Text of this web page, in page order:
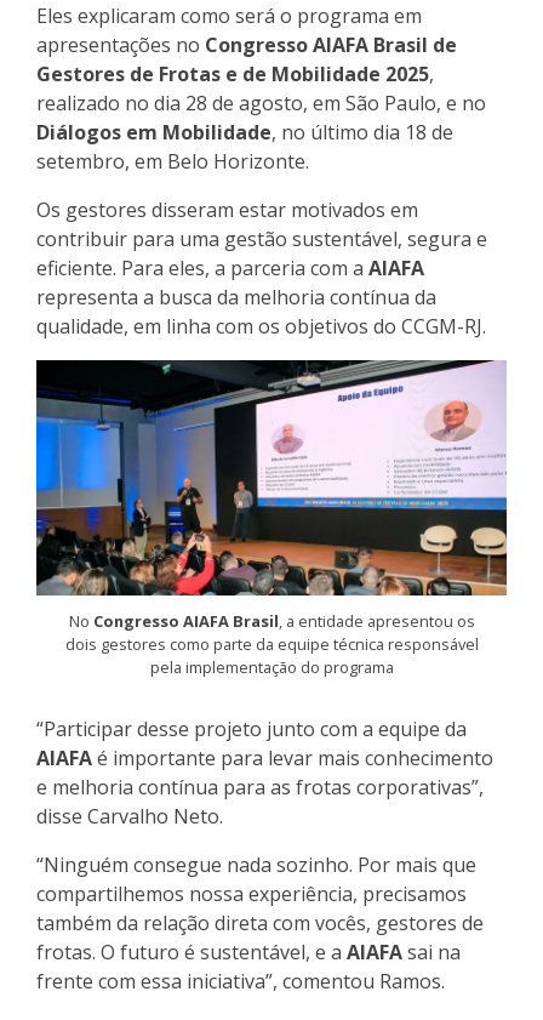
Eles explicaram como será o programa em
apresentações no Congresso AIAFA Brasil de
Gestores de Frotas e de Mobilidade 2025,
realizado no dia 28 de agosto, em São Paulo, e no
Diálogos em Mobilidade, no último dia 18 de
setembro, em Belo Horizonte.
Os gestores disseram estar motivados em
contribuir para uma gestão sustentável, segura e
eficiente. Para eles, a parceria com a AIAFA
representa a busca da melhoria contínua da
qualidade, em linha com os objetivos do CCGM-RJ.
No Congresso AIAFA Brasil, a entidade apresentou os
dois gestores como parte da equipe técnica responsável
pela implementação do programa
“Participar desse projeto junto com a equipe da
AIAFAé importante para levar mais conhecimento
e melhoria contínua para as frotas corporativas”,
disse Carvalho Neto.
“Ninguém consegue nada sozinho. Por mais que
compartilhemos nossa experiência, precisamos
também da relação direta com vocês, gestores de
frotas. O futuro é sustentável, e a AIAFAsai na
frente com essa iniciativa”, comentou Ramos.